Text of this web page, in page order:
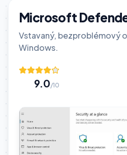
Microsoft
Vstavaný, bezproblémový
Windows.
9.0/10